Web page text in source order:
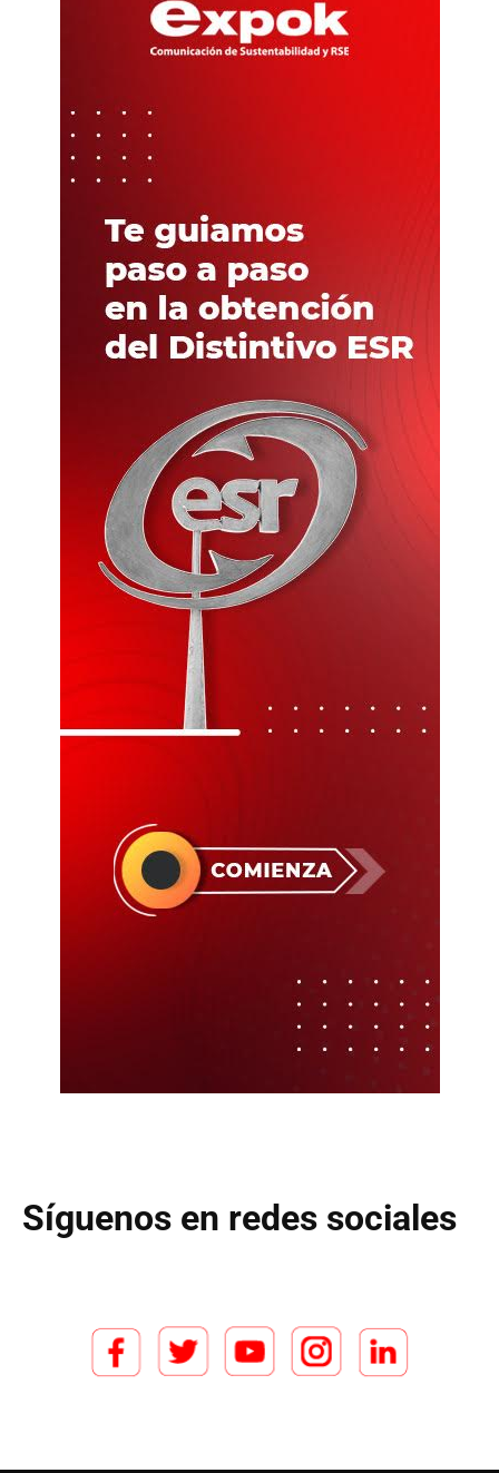
Síguenos en redes sociales